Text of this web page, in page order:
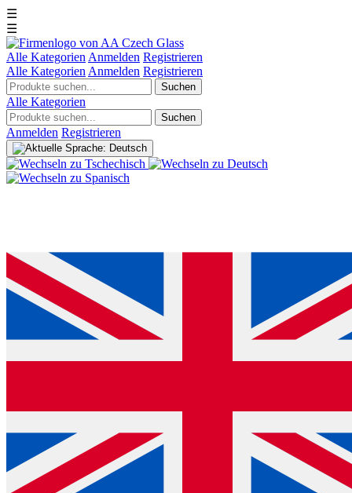
☰
☰
Alle Kategorien Anmelden Registrieren
Alle Kategorien Anmelden Registrieren
Suchen
Alle Kategorien
Suchen
Anmelden Registrieren